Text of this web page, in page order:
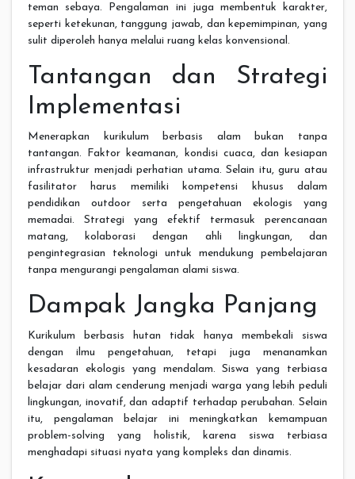
teman sebaya. Pengalaman ini juga membentuk karakter,
seperti ketekunan, tanggung jawab, dan kepemimpinan, yang
sulit diperoleh hanya melalui ruang kelas konvensional.
Tantangan dan Strategi
Implementasi
Menerapkan kurikulum berbasis alam bukan tanpa
tantangan. Faktor keamanan, kondisi cuaca, dan kesiapan
infrastruktur menjadi perhatian utama. Selain itu, guru atau
fasilitator harus memiliki kompetensi khusus dalam
pendidikan outdoor serta pengetahuan ekologis yang
memadai. Strategi yang efektif termasuk perencanaan
matang, kolaborasi dengan ahli lingkungan, dan
pengintegrasian teknologi untuk mendukung pembelajaran
tanpa mengurangi pengalaman alami siswa.
Dampak Jangka Panjang
Kurikulum berbasis hutan tidak hanya membekali siswa
dengan ilmu pengetahuan, tetapi juga menanamkan
kesadaran ekologis yang mendalam. Siswa yang terbiasa
belajar dari alam cenderung menjadi warga yang lebih peduli
lingkungan, inovatif, dan adaptif terhadap perubahan. Selain
itu, pengalaman belajar ini meningkatkan kemampuan
problem-solving yang holistik, karena siswa terbiasa
menghadapi situasi nyata yang kompleks dan dinamis.